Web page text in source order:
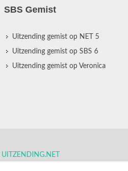
SBS Gemist
Uitzending gemist op NET 5
Uitzending gemist op SBS 6
Uitzending gemist op Veronica
UITZENDING.NET